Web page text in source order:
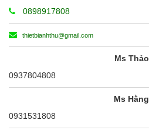
0898917808
thietbianhthu@gmail.com
Ms Thảo
0937804808
Ms Hằng
0931531808